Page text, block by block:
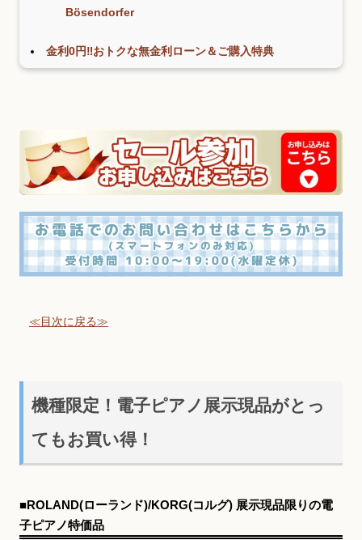
Bösendorfer
金利0円‼おトクな無金利ローン＆ご購入特典
≪目次に戻る≫
機種限定！電子ピアノ展示現品がとっ
てもお買い得！
■ROLAND(ローランド)/KORG(コルグ) 展示現品限りの電
子ピアノ特価品